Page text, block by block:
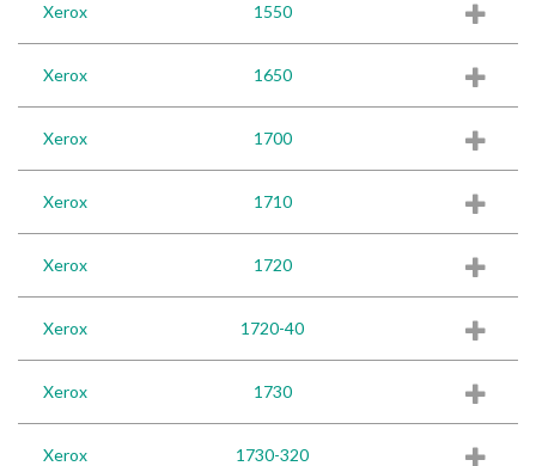
Xerox 1550
Xerox 1650
Xerox 1700
Xerox 1710
Xerox 1720
Xerox 1720-40
Xerox 1730
Xerox 1730-320